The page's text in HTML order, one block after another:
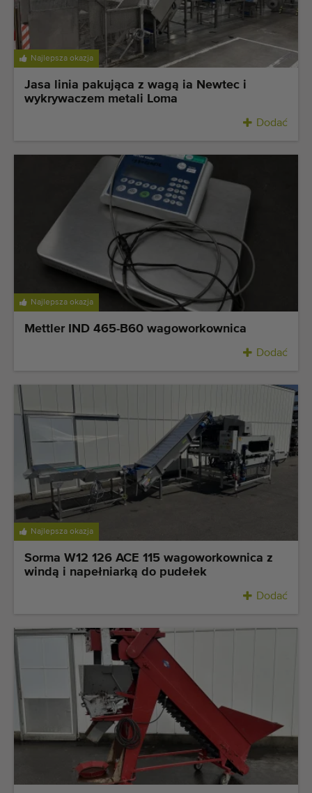
Najlepsza okazja
Jasa linia pakująca z wagą ia Newtec i
wykrywaczem metali Loma
Dodać
Najlepsza okazja
Mettler IND 465-B60 wagoworkownica
Dodać
Najlepsza okazja
Sorma W12 126 ACE 115 wagoworkownica z
windą i napełniarką do pudełek
Dodać